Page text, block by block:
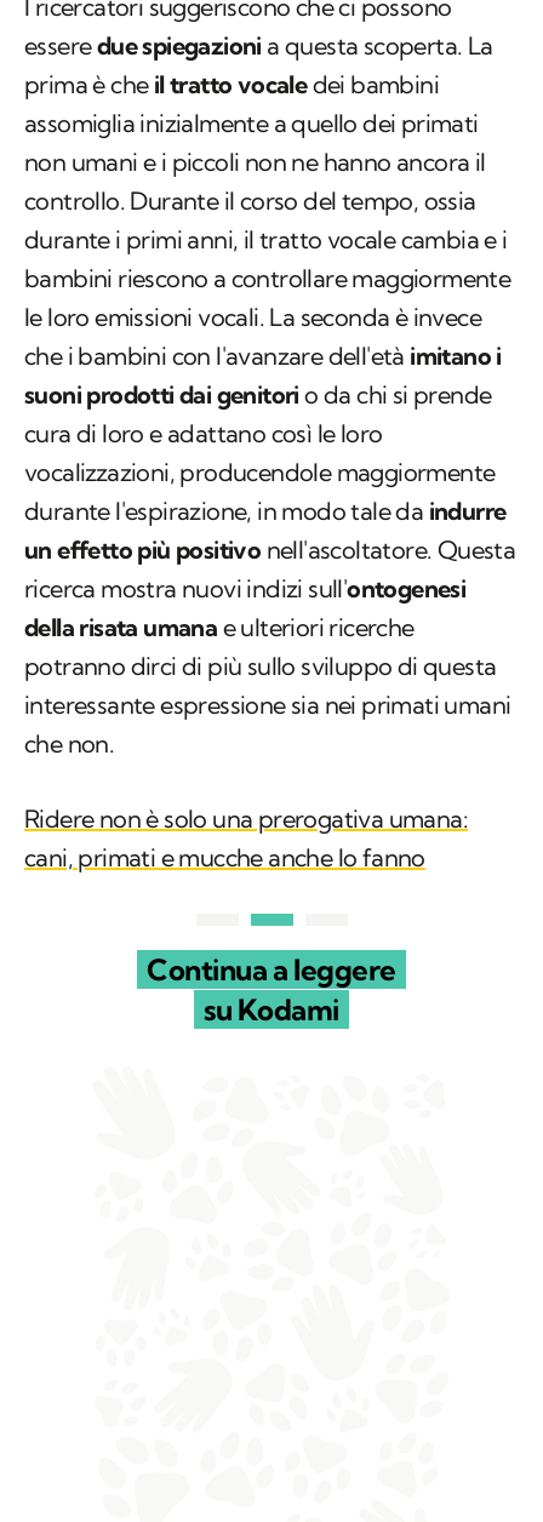
I ricercatori suggeriscono che ci possono
esseredue spiegazioni a questa scoperta. La
prima è che il tratto vocaledei bambini
assomiglia inizialmente a quello dei primati
non umani e i piccoli non ne hanno ancora il
controllo. Durante il corso del tempo, ossia
durante i primi anni, il tratto vocale cambia e i
bambini riescono a controllare maggiormente
le loro emissioni vocali. La seconda è invece
che i bambini con l'avanzare dell'età imitano i
suoni prodotti dai genitori o da chi si prende
cura di loro e adattano così le loro
vocalizzazioni, producendole maggiormente
durante l'espirazione, in modo tale da indurre
un effetto più positivo nell'ascoltatore. Questa
ricerca mostra nuovi indizi sull'ontogenesi
della risata umana e ulteriori ricerche
potranno dirci di più sullo sviluppo di questa
interessante espressione sia nei primati umani
che non.
Ridere non è solo una prerogativa umana:
cani, primati e mucche anche lo fanno
Continua a leggere
su Kodami